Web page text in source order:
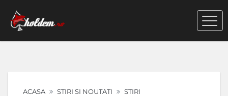
ACASA STIRI SI NOUTATI
STIRI